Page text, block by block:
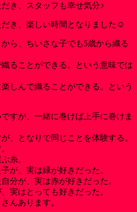
き、スタッフも幸せ気分♪
き、楽しい時間となりました☺️
ら、ちいさな子でも5歳から織る
ることができる。という意味では
しんで織ることができる。という
すが、一緒に巻けば上手に巻けま
、となりで同じことを体験する。
糸。
が、実は緑が好きだった。
分が、実は赤が好きだった。
実はとっても好きだった。
んあります。